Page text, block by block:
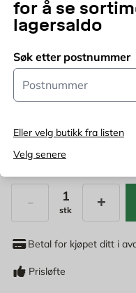
for å se
lagersaldo
Søk etter postnummer
Postnummer
Eller velg butikk fra listen
Velg senere
Velg butikk for å
69,95 NOK
stk
Betal for kjøpet ditt i
Prisløfte